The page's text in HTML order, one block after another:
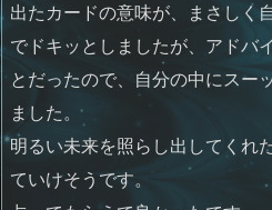
出たカードの意味が、まさしく
でドキッとしましたが、アドバ
とだったので、自分の中にスー
ました。
明るい未来を照らし出してくれ
ていけそうです。